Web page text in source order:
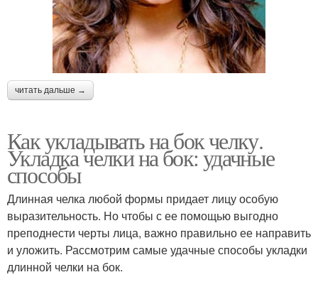
читать дальше →
Как укладывать на бок челку.
Укладка челки на бок: удачные
способы
Длинная челка любой формы придает лицу особую
выразительность. Но чтобы с ее помощью выгодно
преподнести черты лица, важно правильно ее направить
и уложить. Рассмотрим самые удачные способы укладки
длинной челки на бок.